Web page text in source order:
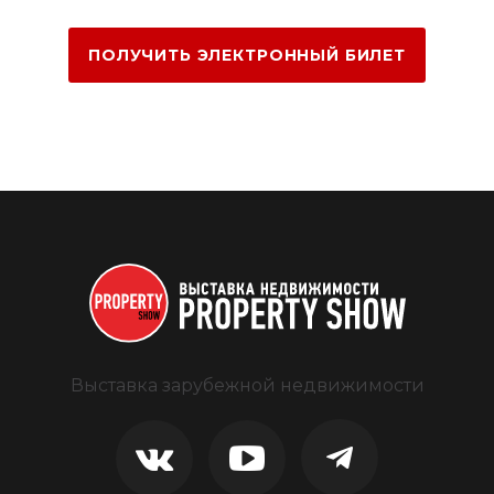
ПОЛУЧИТЬ ЭЛЕКТРОННЫЙ БИЛЕТ
Выставка зарубежной недвижимости